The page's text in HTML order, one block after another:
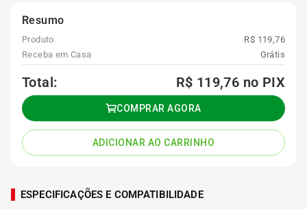
Resumo
Produto
R$ 119,76
Receba em Casa
Grátis
Total: R$ 119,76 no PIX
COMPRAR AGORA
ADICIONAR AO CARRINHO
ESPECIFICAÇÕES E COMPATIBILIDADE